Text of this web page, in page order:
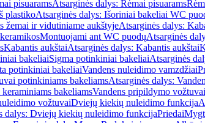
pisuaramsAtsarginės dalys: Rėmai pisuarams
plastikoAtsarginės dalys: Išoriniai bakeliai WC
žemai ir vidutiniame aukštyjeAtsarginės dalys:
Montuojami ant WC puodųAtsarginės
Kabantis aukštaiAtsarginės dalys: Kabantis aukštai
bakeliaiSigma potinkiniai bakeliaiAtsarginės
potinkiniai bakeliaiVandens nuleidimo vamzdžiai
potinkiniams bakeliamsAtsarginės dalys:
bakeliamsVandens pripildymo
vožtuvaiDviejų kiekių nuleidimo funkcija
dalys: Dviejų kiekių nuleidimo funkcijaPriedai